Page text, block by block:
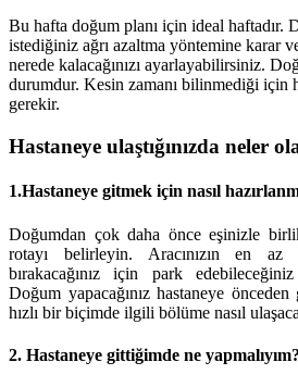
Bu hafta doğum planı için ideal haftadır.
istediğiniz ağrı azaltma yöntemine karar
nerede kalacağınızı ayarlayabilirsiniz.
durumdur. Kesin zamanı bilinmediği için
gerekir.
Hastaneye ulaştığınızda neler
1.Hastaneye gitmek için nasıl
Doğumdan çok daha önce eşinizle
rotayı belirleyin. Aracınızın en
bırakacağınız için park
Doğum yapacağınız hastaneye
hızlı bir biçimde ilgili bölüme nasıl
2. Hastaneye gittiğimde ne yapmalıyım?